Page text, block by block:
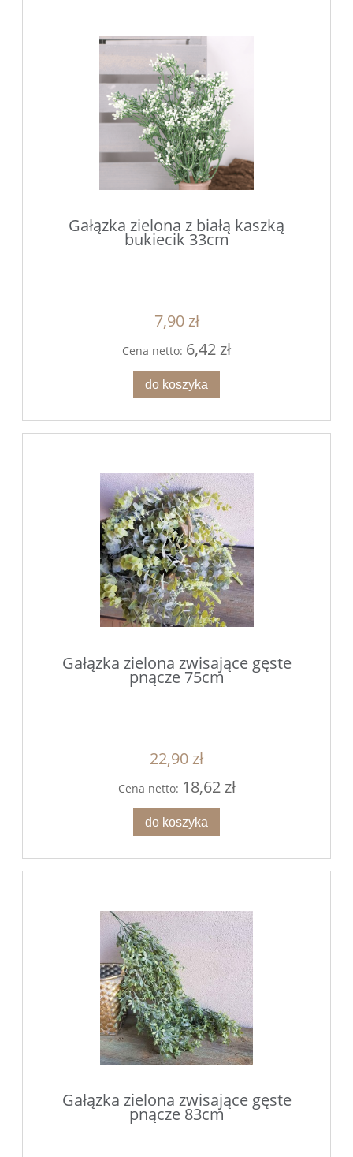
Gałązka zielona z białą kaszką
bukiecik 33cm
7,90 zł
Cena netto: 6,42 zł
do koszyka
Gałązka zielona zwisające gęste
pnącze 75cm
22,90 zł
Cena netto: 18,62 zł
do koszyka
Gałązka zielona zwisające gęste
pnącze 83cm